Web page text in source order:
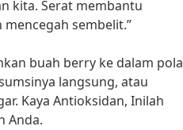
kita. Serat membantu
sembelit.”
buah berry ke dalam pola
langsung, atau
Kaya Antioksidan, Inilah
Anda.